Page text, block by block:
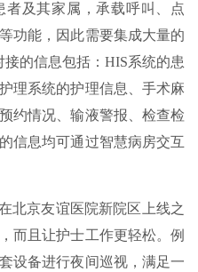
及其家属，承载呼叫、点
功能，因此需要集成大量的
的信息包括：HIS系统的患
理系统的护理信息、手术麻
约情况、输液警报、检查检
信息均可通过智慧病房交互
北京友谊医院新院区上线之
而且让护士工作更轻松。例
设备进行夜间巡视，满足一